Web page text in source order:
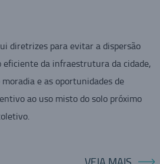
diretrizes para evitar a dispersão
eficiente da infraestrutura da cidade,
e as oportunidades de
ao uso misto do solo próximo